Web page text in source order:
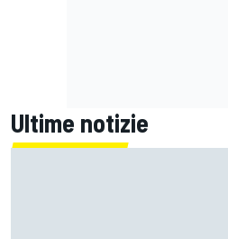
Ultime notizie